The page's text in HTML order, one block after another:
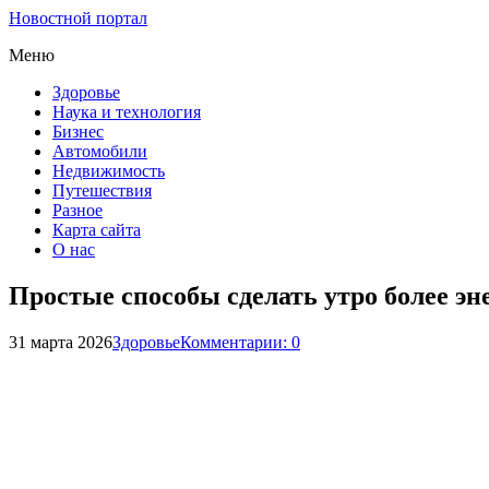
Новостной портал
Меню
Здоровье
Наука и технология
Бизнес
Автомобили
Недвижимость
Путешествия
Разное
Карта сайта
О нас
Простые способы сделать утро более
31 марта 2026ЗдоровьеКомментарии: 0